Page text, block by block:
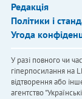
Редакція
Політики і
Угода
У разі повного чи
гіперпосилання на
відтворення або
агентство